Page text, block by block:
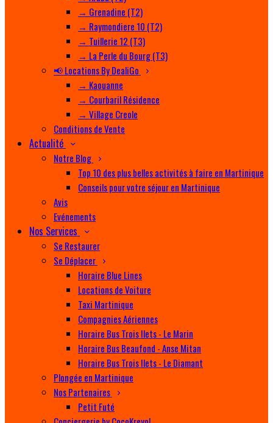
→ Grenadine (T2)
→ Raymondiere 10 (T2)
→ Tuillerie 12 (T3)
→ La Perle du Bourg (T3)
📢 Locations By DealiGo
→ Kaouanne
→ Courbaril Résidence
→ Village Creole
Conditions de Vente
Actualité
Notre Blog
Top 10 des plus belles activités à faire en Martinique
Conseils pour votre séjour en Martinique
Avis
Evénements
Nos Services
Se Restaurer
Se Déplacer
Horaire Blue Lines
Locations de Voiture
Taxi Martinique
Compagnies Aériennes
Horaire Bus Trois Ilets - Le Marin
Horaire Bus Beaufond - Anse Mitan
Horaire Bus Trois Ilets - Le Diamant
Plongée en Martinique
Nos Partenaires
Petit Futé